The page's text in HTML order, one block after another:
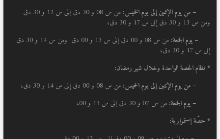
– من يوم الإثنين إلى يوم الخميس:
من س 08 و 30 دق إلى س 12 و 30 دق
ومن س 13 و 30 دق إلى س 17 و 30 دق،
– يوم الجمعة:
من س 08 و 00 دق إلى س 13 و 00 دق ومن س 14 و 30 دق
إلى س 17 و 30 دق،
* نظام الحصة الواحدة وخلال شهر رمضان:
– من يوم الإثنين إلى يوم الخميس: من س 08 و 00 دق إلى س 14 و 30 دق،
– يوم الجمعة: من س 07 و 30 دق إلى س 13 و 00،
* حصّة إستمرارية: